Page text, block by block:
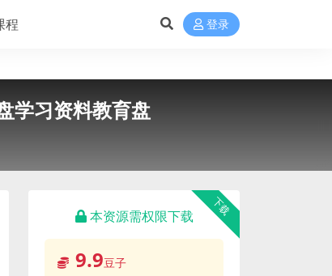
程 登录
学习资料教育盘
下载
本资源需权限下载
9.9豆子